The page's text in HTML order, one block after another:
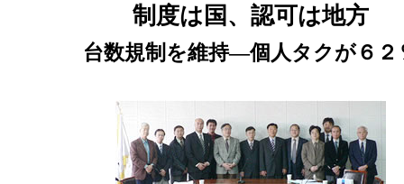
制度は国、認可は地方
台数規制を維持―個人タクが６２